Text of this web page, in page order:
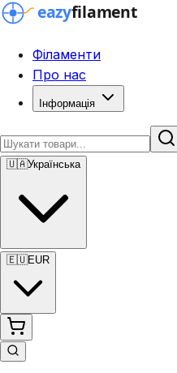
Філаменти
Про нас
Інформація
🇺🇦Українська
🇪🇺EUR